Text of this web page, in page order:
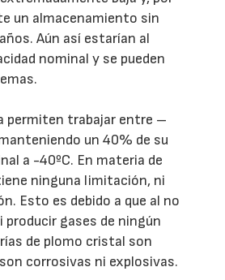
un almacenamiento sin
Aún así estarían al
nominal y se pueden
permiten trabajar entre –
un 40% de su
a -40ºC. En materia de
ninguna limitación, ni
Esto es debido a que al no
producir gases de ningún
de plomo cristal son
corrosivas ni explosivas.